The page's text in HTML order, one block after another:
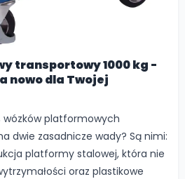
transportowy 1000 kg -
nowo dla Twojej
wózków platformowych
dwie zasadnicze wady? Są nimi:
platformy stalowej, która nie
oraz plastikowe